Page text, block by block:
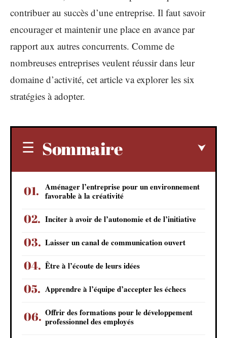
contribuer au succès d’une entreprise. Il faut savoir
encourager et maintenir une place en avance par
rapport aux autres concurrents. Comme de
nombreuses entreprises veulent réussir dans leur
domaine d’activité, cet article va explorer les six
stratégies à adopter.
Sommaire
Aménager l’entreprise pour un environnement
favorable à la créativité
Inciter à avoir de l’autonomie et de l’initiative
Laisser un canal de communication ouvert
Être à l’écoute de leurs idées
Apprendre à l’équipe d’accepter les échecs
Offrir des formations pour le développement
professionnel des employés